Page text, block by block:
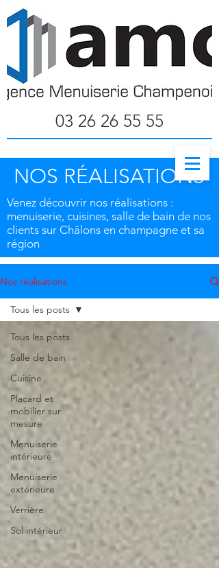
03 26 26 55 55
NOS RÉALISATIONS
Venez découvrir nos réalisations :
menuiserie, cuisines, salle de bain de nos
clients sur Châlons en champagne et sa
région
Nos réalisations
Tous les posts
Salle de bain
Cuisine
Placard et
mobilier sur
mesure
Menuiserie
intérieure
Menuiserie
extérieure
Verrière
Sol intérieur
Tous les posts